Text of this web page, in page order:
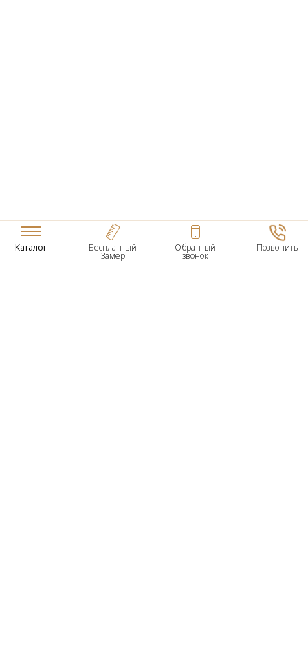
Каталог Бесплатный
Замер
Обратный
звонок
Позвонить